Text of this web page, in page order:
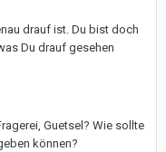
drauf ist. Du bist doch
Du drauf gesehen
Guetsel? Wie sollte
können?